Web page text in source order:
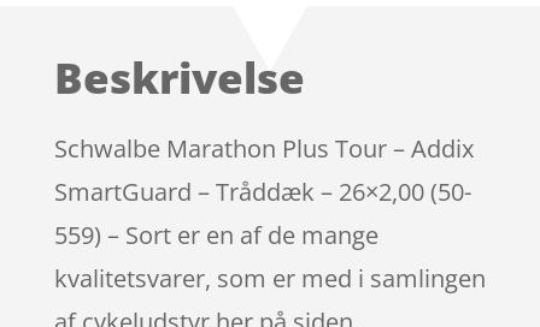
på
mmelser
Beskrivelse
Schwalbe Marathon Plus Tour – Addix
SmartGuard – Tråddæk – 26×2,00 (50-
559) – Sort er en af de mange
kvalitetsvarer, som er med i samlingen